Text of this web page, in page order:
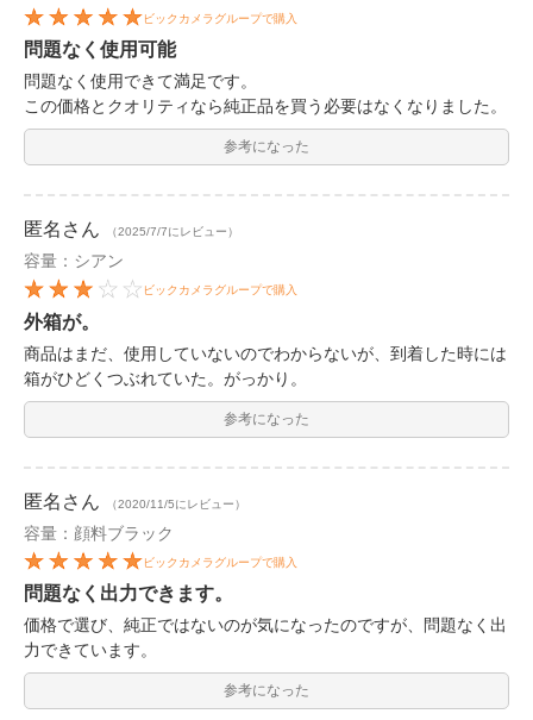
ビックカメラグループで購入
問題なく使用可能
問題なく使用できて満足です。
この価格とクオリティなら純正品を買う必要はなくなりました。
参考になった
匿名 さん （2025/7/7にレビュー）
容量：シアン
ビックカメラグループで購入
外箱が。
商品はまだ、使用していないのでわからないが、到着した時には
箱がひどくつぶれていた。がっかり。
参考になった
匿名 さん （2020/11/5にレビュー）
容量：顔料ブラック
ビックカメラグループで購入
問題なく出力できます。
価格で選び、純正ではないのが気になったのですが、問題なく出
力できています。
参考になった